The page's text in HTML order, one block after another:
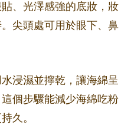
、光澤感強的底妝，妝
尖頭處可用於眼下、鼻
水浸濕並擰乾，讓海綿呈
個步驟能減少海綿吃粉
久。